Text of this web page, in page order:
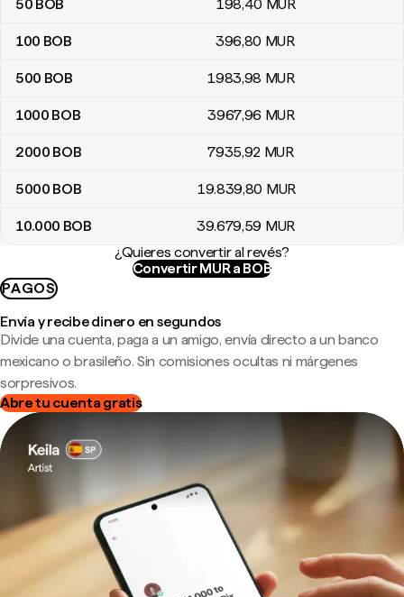
50 BOB 198,40 MUR
100 BOB 396,80 MUR
500 BOB 1983,98 MUR
1000 BOB 3967,96 MUR
2000 BOB 7935,92 MUR
5000 BOB 19.839,80 MUR
10.000 BOB 39.679,59 MUR
¿Quieres convertir al revés?
Convertir MUR a BOB
PAGOS
Envía y recibe dinero en segundos
Divide una cuenta, paga a un amigo, envía directo a un banco
mexicano o brasileño. Sin comisiones ocultas ni márgenes
sorpresivos.
Abre tu cuenta gratis